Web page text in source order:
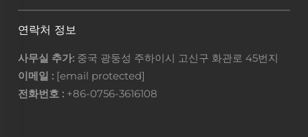
연락처 정보
사무실 추가: 중국 광둥성 주하이시 고신구 화관로 45번지
이메일 : [email protected]
전화번호 : +86-0756-3616108